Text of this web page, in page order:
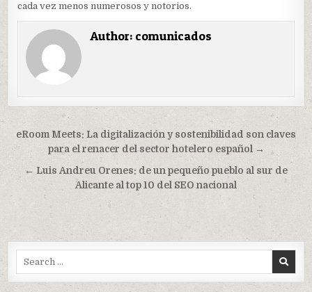
cada vez menos numerosos y notorios.
Author: comunicados
Navegación
de
entradas
eRoom Meets: La digitalización y sostenibilidad son claves
para el renacer del sector hotelero español →
← Luis Andreu Orenes: de un pequeño pueblo al sur de
Alicante al top 10 del SEO nacional